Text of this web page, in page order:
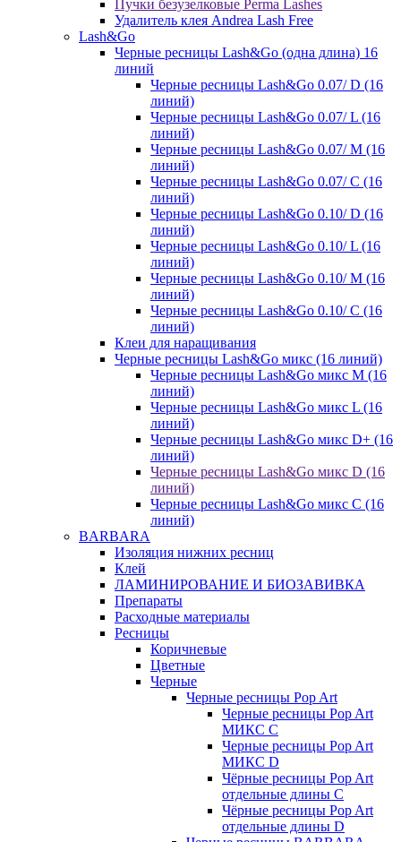
Пучки безузелковые Perma Lashes
Удалитель клея Andrea Lash Free
Lash&Go
Черные ресницы Lash&Go (одна длина) 16
линий
Черные ресницы Lash&Go 0.07/ D (16
линий)
Черные ресницы Lash&Go 0.07/ L (16
линий)
Черные ресницы Lash&Go 0.07/ М (16
линий)
Черные ресницы Lash&Go 0.07/ С (16
линий)
Черные ресницы Lash&Go 0.10/ D (16
линий)
Черные ресницы Lash&Go 0.10/ L (16
линий)
Черные ресницы Lash&Go 0.10/ М (16
линий)
Черные ресницы Lash&Go 0.10/ С (16
линий)
Клеи для наращивания
Черные ресницы Lash&Go микс (16 линий)
Черные ресницы Lash&Go микс M (16
линий)
Черные ресницы Lash&Go микс L (16
линий)
Черные ресницы Lash&Go микс D+ (16
линий)
Черные ресницы Lash&Go микс D (16
линий)
Черные ресницы Lash&Go микс C (16
линий)
BARBARA
Изоляция нижних ресниц
Клей
ЛАМИНИРОВАНИЕ И БИОЗАВИВКА
Препараты
Расходные материалы
Ресницы
Коричневые
Цветные
Черные
Черные ресницы Pop Art
Черные ресницы Pop Art
МИКС C
Черные ресницы Pop Art
МИКС D
Чёрные ресницы Pop Art
отдельные длины С
Чёрные ресницы Pop Art
отдельные длины D